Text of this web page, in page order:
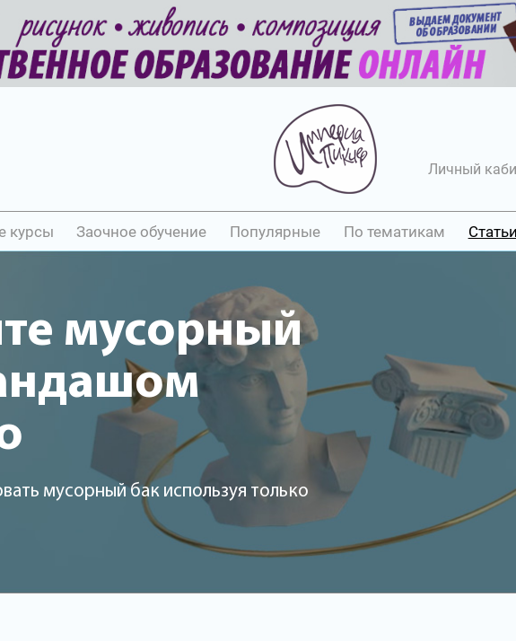
Личный
курсы Заочное обучение Популярные По тематикам Статьи
мусорный
мусорный бак используя только